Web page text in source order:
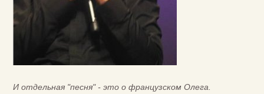
И отдельная "песня" - это о французском Олега.